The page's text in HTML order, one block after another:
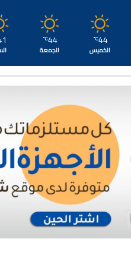
44
℃
الخميس
44
℃
الجمعة